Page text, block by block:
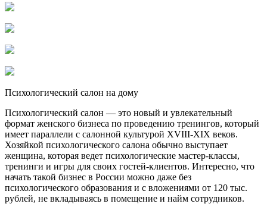
Психологический салон на дому
Психологический салон — это новый и увлекательный
формат женского бизнеса по проведению тренингов, который
имеет параллели с салонной культурой XVIII-XIX веков.
Хозяйкой психологического салона обычно выступает
женщина, которая ведет психологические мастер-классы,
тренинги и игры для своих гостей-клиентов. Интересно, что
начать такой бизнес в России можно даже без
психологического образования и с вложениями от 120 тыс.
рублей, не вкладываясь в помещение и найм сотрудников.